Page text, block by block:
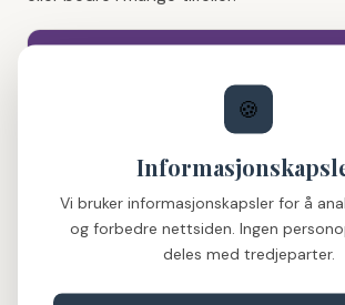
som vanlig mat
Avhenger av
🍪
Vi bruker informasjonskapsler for å
og forbedre nettsiden. Ingen
deles med tredjeparter.